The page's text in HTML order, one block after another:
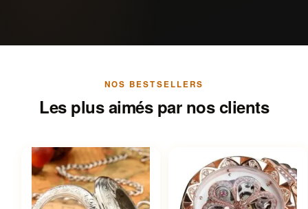
NOS BESTSELLERS
Les plus aimés par nos clients